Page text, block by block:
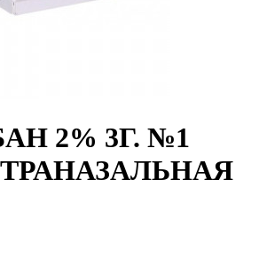
2% 3Г. №1